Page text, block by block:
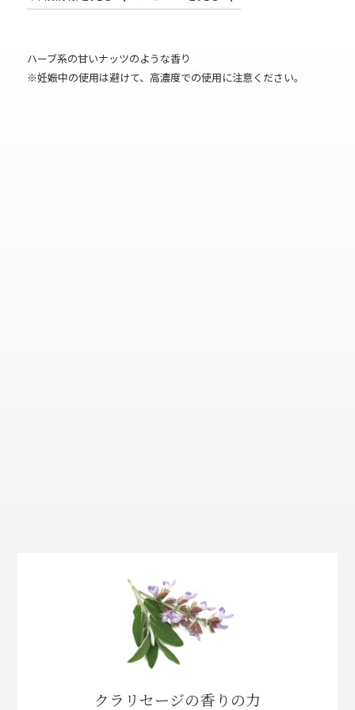
ハーブ系の甘いナッツのような香り
※妊娠中の使用は避けて、高濃度での使用に注意ください。
クラリセージの香りの力